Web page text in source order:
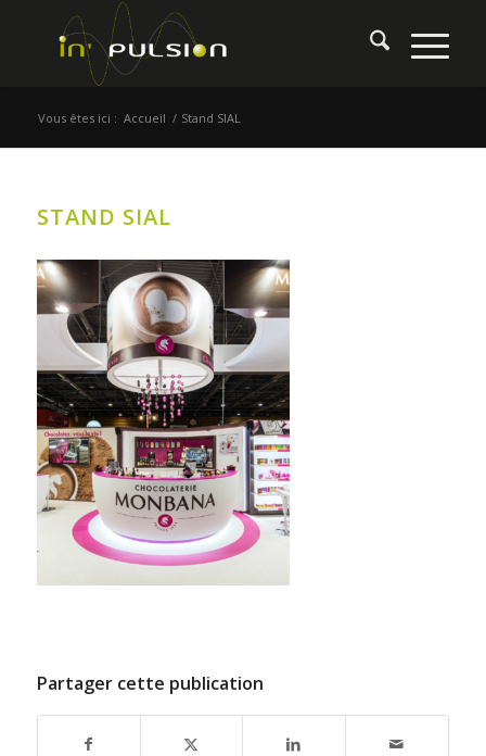
Vous êtes ici : Accueil / Stand SIAL
STAND SIAL
Partager cette publication